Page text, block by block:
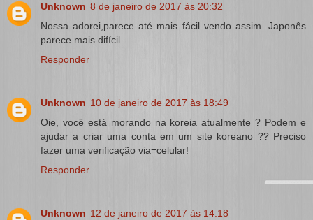
Unknown 8 de janeiro de 2017 às 20:32
Nossa adorei,parece até mais fácil vendo assim. Japonês
parece mais difícil.
Responder
Unknown 10 de janeiro de 2017 às 18:49
Oie, você está morando na koreia atualmente ? Podem e
ajudar a criar uma conta em um site koreano ?? Preciso
fazer uma verificação via=celular!
Responder
Unknown 12 de janeiro de 2017 às 14:18